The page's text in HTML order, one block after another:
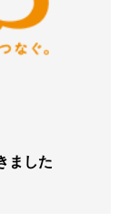
ました